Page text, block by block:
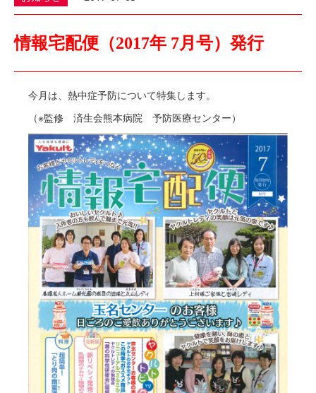
情報宅配便（2017年 7月号）発行
今月は、熱中症予防について特集します。
（※監修 済生会熊本病院 予防医療センター）